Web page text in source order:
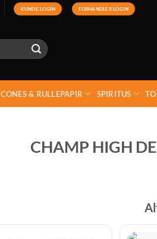
KUNDE LOGIN FORHANDLER LOGIN
CONES & RULLEPAPIR SPIRITUS
CHAMP HIGH